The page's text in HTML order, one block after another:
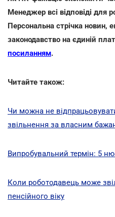
Менеджер всі відповіді для
Персональна стрічка новин,
законодавство на єдиній
посиланням.
Читайте також:
Чи можна не
звільнення за власним
Випробувальний термін: 5
Коли роботодавець може
пенсійного віку